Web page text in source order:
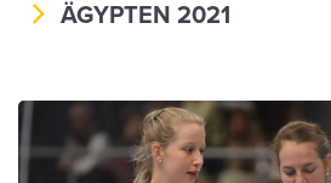
ÄGYPTEN 2021